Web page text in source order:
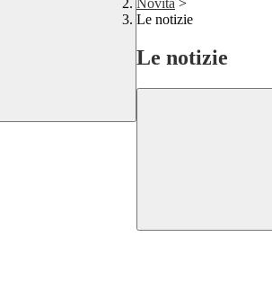
Novità >
Le notizie
Le notizie